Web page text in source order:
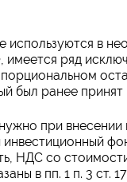
используются в
имеется ряд
был ранее принят
при внесении
НДС со
в пп. 1 п. 3 ст.